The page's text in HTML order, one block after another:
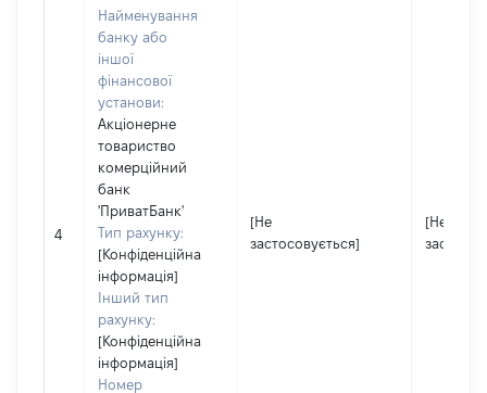
4
Найменування
банку або
іншої
фінансової
установи:
Акціонерне
товариство
комерційний
банк
'ПриватБанк'
Тип рахунку:
[Конфіденційна
інформація]
Інший тип
рахунку:
[Конфіденційна
інформація]
Номер
[Не
застосовується]
[Не